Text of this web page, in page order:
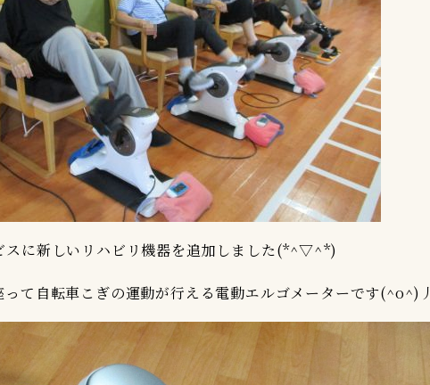
スに新しいリハビリ機器を追加しました(*^▽^*)
て自転車こぎの運動が行える電動エルゴメーターです(^o^)丿